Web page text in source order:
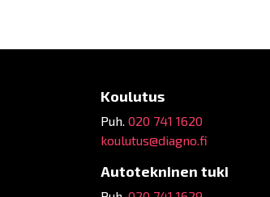
Koulutus
Puh. 020 741 1620
koulutus@diagno.fi
Autotekninen tuki